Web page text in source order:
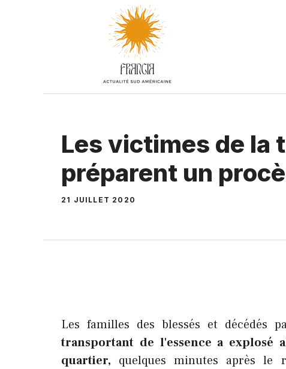
Les victimes de la
préparent un
21 JUILLET 2020
Les familles des blessés et décédés
transportant de l'essence a
quartier, quelques minutes après le